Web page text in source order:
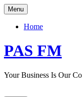
Skip
to
content
Menu
Home
PAS FM
Your Business Is Our